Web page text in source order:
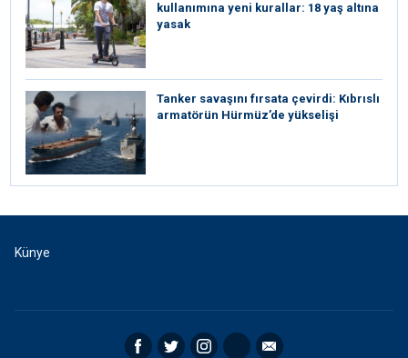
kullanımına yeni kurallar: 18 yaş altına
yasak
Tanker savaşını fırsata çevirdi: Kıbrıslı
armatörün Hürmüz’de yükselişi
Künye
Facebook Twitter Instagram RSS